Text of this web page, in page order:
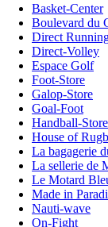
Basket-Center
Boulevard du
Direct
Direct-Volley
Espace Golf
Foot-Store
Galop-Store
Goal-Foot
Handball-Store
House of
La bagagerie
La sellerie de
Le Motard
Made in
Nauti-wave
On-Fight